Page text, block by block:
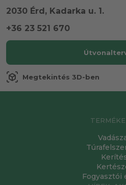
2030 Érd, Kadarka u. 1.
+36 23 521 670
view_in_ar Megtekintés 3D-ben
Fogyasztói